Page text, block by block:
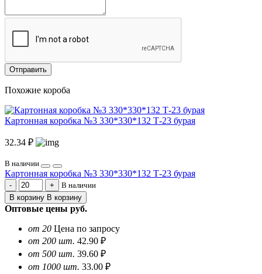
Отправить
Похожие короба
Картонная коробка №3 330*330*132 Т-23 бурая
32.34 ₽
В наличии
Картонная коробка №3 330*330*132 Т-23 бурая
В наличии
В корзину В корзину
Оптовые цены руб.
от 20 Цена по запросу
от 200 шт. 42.90 ₽
от 500 шт. 39.60 ₽
от 1000 шт. 33.00 ₽